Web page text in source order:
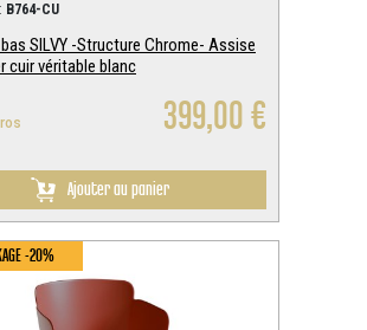
B764-CU
SILVY -Structure Chrome- Assise
cuir véritable blanc
399,00 €
Ajouter au panier
-20%